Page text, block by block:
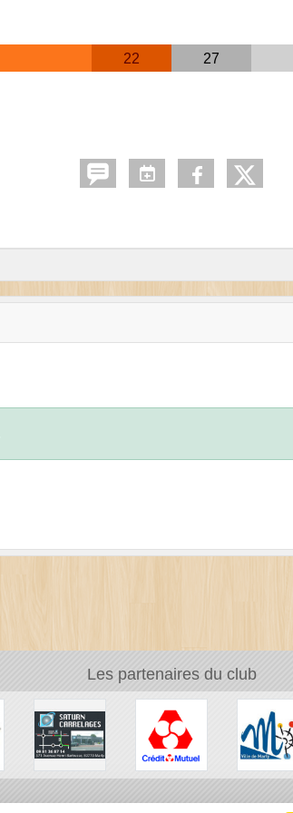
22 27
Les partenaires du club